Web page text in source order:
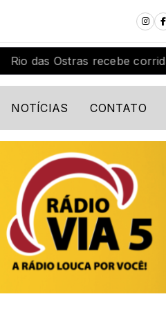
Ostras recebe corrida
NOTÍCIAS CONTATO